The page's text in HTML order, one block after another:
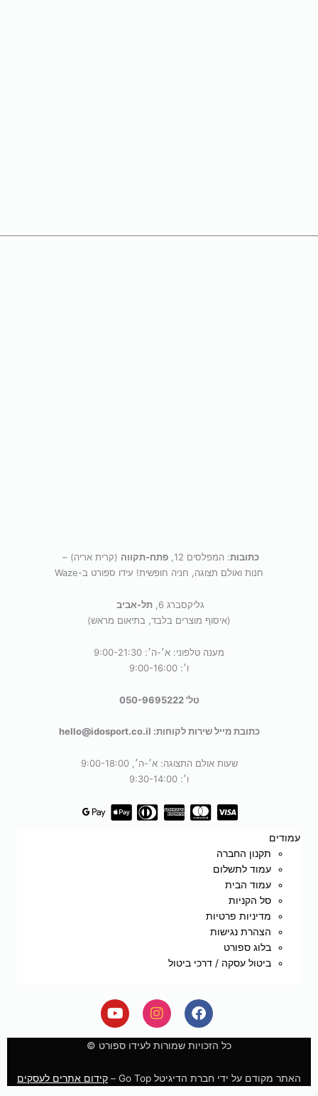
כתובות: המפלסים 12, פתח-תקווה (קרית אריה) –
חנות ואולם תצוגה, חניה חופשית! עידו ספורט ב-Waze
גליקסברג 6,
תל-אביב
(איסוף מוצרים בלבד, בתיאום מראש)
מענה טלפוני: א׳-ה׳: 9:00-21:30
ו׳: 9:00-16:00
טל' 050-9695222
כתובת מייל שירות לקוחות: hello@idosport.co.il
שעות אולם התצוגה: א׳-ה׳, 9:00-18:00
ו׳: 9:30-14:00
עמודים
תקנון החברה
עמוד לתשלום
עמוד הבית
סל הקניות
מדיניות פרטיות
הצהרת נגישות
בלוג ספורט
ביטול עסקה / דרכי ביטול
F
a
c
e
o
o
I
n
s
t
g
r
Y
o
u
t
b
e
כל הזכויות שמורות לעידו ספורט ©
האתר מקודם על ידי חברת הדיגיטל Go Top – קידום אתרים לעסקים